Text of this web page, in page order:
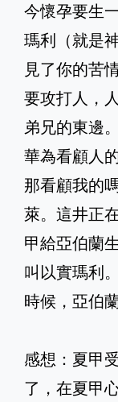
今懷孕要生
瑪利（就是
見了你的苦
要攻打人，
弟兄的東邊
華為看顧人
那看顧我的
萊。這井正
甲給亞伯蘭
叫以實瑪利
時候，亞伯
感想：夏甲
了，在夏甲